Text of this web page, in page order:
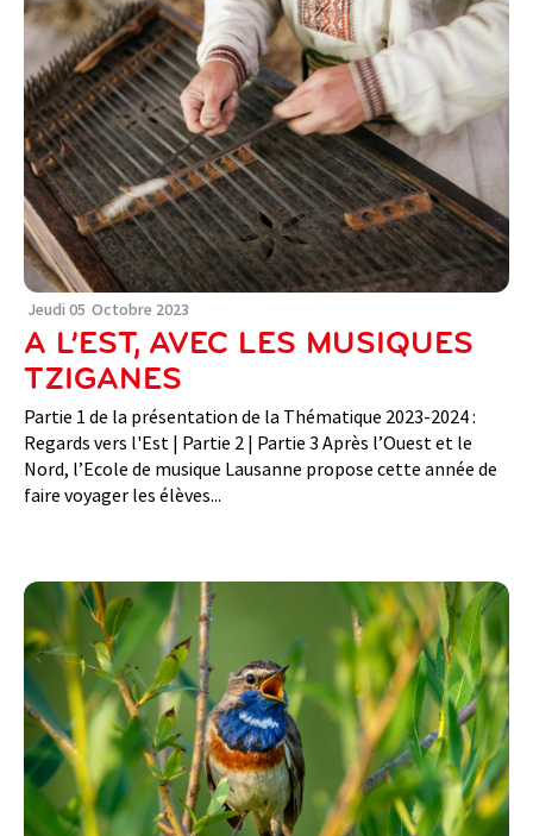
Jeudi 05 Octobre 2023
A L’EST, AVEC LES MUSIQUES
TZIGANES
Partie 1 de la présentation de la Thématique 2023-2024 :
Regards vers l'Est | Partie 2 | Partie 3 Après l’Ouest et le
Nord, l’Ecole de musique Lausanne propose cette année de
faire voyager les élèves...